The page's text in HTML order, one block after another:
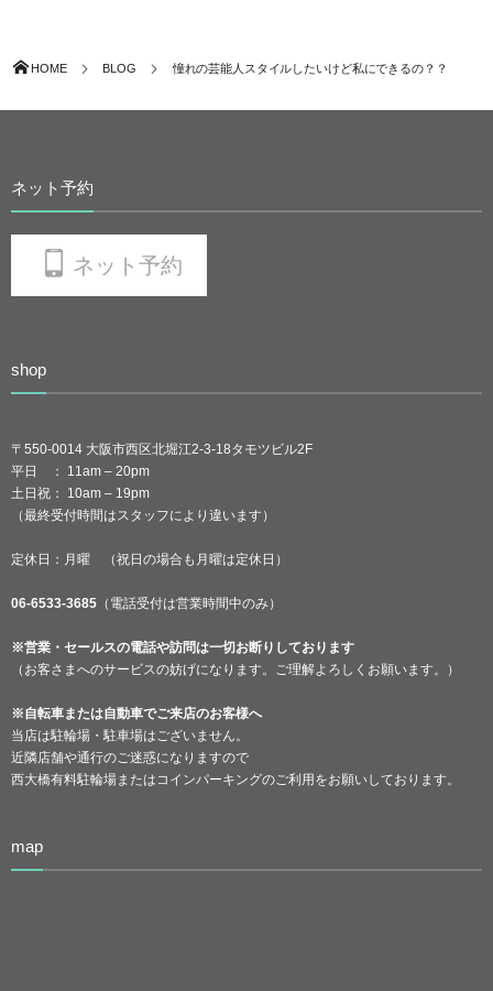
HOME BLOG 憧れの芸能人スタイルしたいけど私にできるの？？
ネット予約
ネット予約
shop
〒550-0014 大阪市西区北堀江2-3-18タモツビル2F
平日 ： 11am – 20pm
土日祝： 10am – 19pm
（最終受付時間はスタッフにより違います）
定休日：月曜 （祝日の場合も月曜は定休日）
06-6533-3685 （電話受付は営業時間中のみ）
※営業・セールスの電話や訪問は一切お断りしております
（お客さまへのサービスの妨げになります。ご理解よろしくお願います。）
※自転車または自動車でご来店のお客様へ
当店は駐輪場・駐車場はございません。
近隣店舗や通行のご迷惑になりますので
西大橋有料駐輪場またはコインパーキングのご利用をお願いしております。
map